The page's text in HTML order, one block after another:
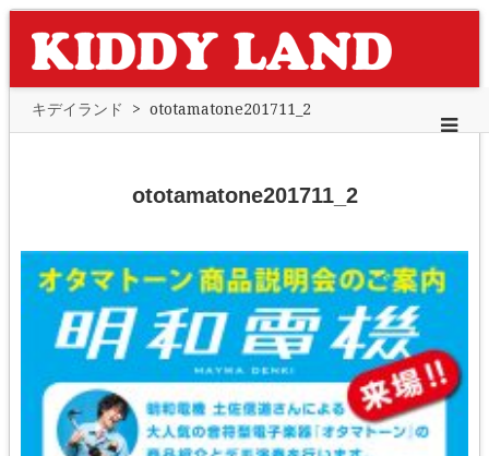
キデイランド > ototamatone201711_2
ototamatone201711_2